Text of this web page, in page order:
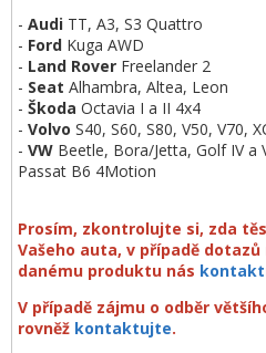
- Audi TT, A3, S3 Quattro
- Ford Kuga AWD
- Land Rover Freelander 2
- Seat Alhambra, Altea, Leon
- Škoda Octavia I a II 4x4
- Volvo S40, S60, S80, V50, V70,
- VW Beetle, Bora/Jetta, Golf IV a
Passat B6 4Motion
Prosím, zkontrolujte si, zda
Vašeho auta, v případě
danému produktu nás
V případě zájmu o odběr
rovněž kontaktujte.